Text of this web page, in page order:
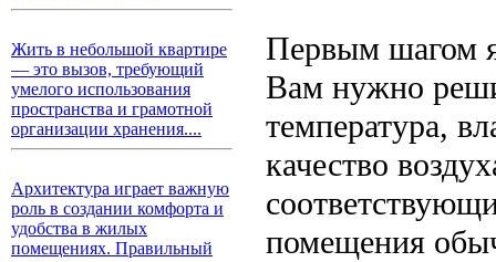
Жить в небольшой квартире
— это вызов, требующий
умелого использования
пространства и грамотной
организации хранения....
Архитектура играет важную
роль в создании комфорта и
удобства в жилых
помещениях. Правильный
Первым шагом
Вам нужно
температура,
качество
помещения